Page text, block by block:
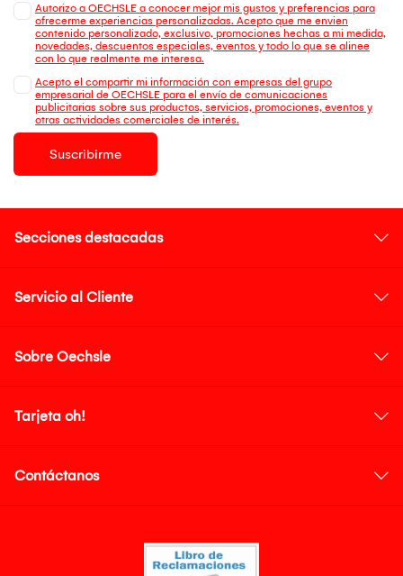
Autorizo a OECHSLE a conocer mejor mis gustos y preferencias para
ofrecerme experiencias personalizadas. Acepto que me envien
contenido personalizado, exclusivo, promociones hechas a mi medida,
novedades, descuentos especiales, eventos y todo lo que se alinee
con lo que realmente me interesa.
Acepto el compartir mi información con empresas del grupo
empresarial de OECHSLE para el envío de comunicaciones
publicitarias sobre sus productos, servicios, promociones, eventos y
otras actividades comerciales de interés.
Suscribirme
Secciones destacadas
Servicio al Cliente
Sobre Oechsle
Tarjeta oh!
Contáctanos